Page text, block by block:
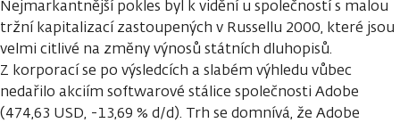
Nejmarkantnější pokles byl k vidění u společností s malou
tržní kapitalizací zastoupených v Russellu 2000, které jsou
velmi citlivé na změny výnosů státních dluhopisů.
Z korporací se po výsledcích a slabém výhledu vůbec
nedařilo akciím softwarové stálice společnosti Adobe
(474,63 USD, -13,69 % d/d). Trh se domnívá, že Adobe